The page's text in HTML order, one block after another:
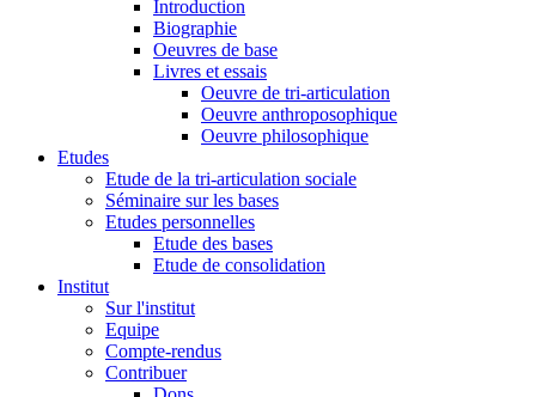
Introduction
Biographie
Oeuvres de base
Livres et essais
Oeuvre de tri-articulation
Oeuvre anthroposophique
Oeuvre philosophique
Etudes
Etude de la tri-articulation sociale
Séminaire sur les bases
Etudes personnelles
Etude des bases
Etude de consolidation
Institut
Sur l'institut
Equipe
Compte-rendus
Contribuer